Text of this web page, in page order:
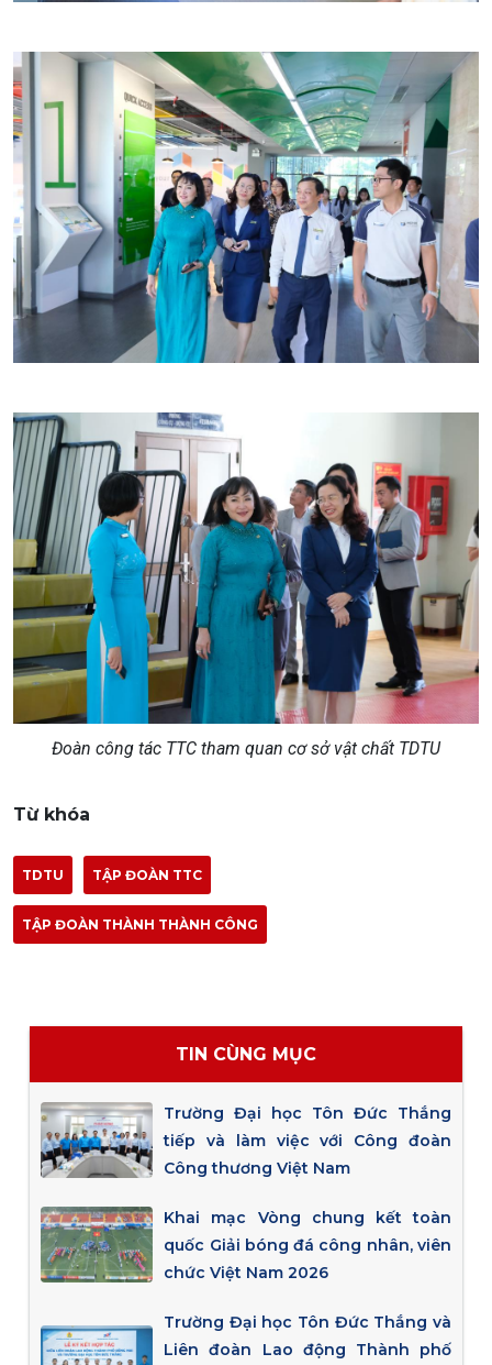
Đoàn công tác TTC tham quan cơ sở vật chất TDTU
Từ khóa
TDTU TẬP ĐOÀN TTC
TẬP ĐOÀN THÀNH THÀNH CÔNG
TIN CÙNG MỤC
Trường Đại học Tôn Đức Thắng
tiếp và làm việc với Công đoàn
Công thương Việt Nam
Khai mạc Vòng chung kết toàn
quốc Giải bóng đá công nhân, viên
chức Việt Nam 2026
Trường Đại học Tôn Đức Thắng và
Liên đoàn Lao động Thành phố